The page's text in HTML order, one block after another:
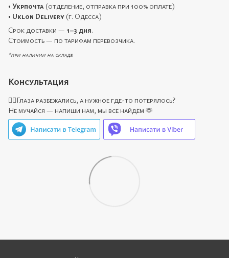
• Укрпочта (отделение, отправка при 100% оплате)
• Uklon Delivery (г. Одесса)
Срок доставки — 1–3 дня.
Стоимость — по тарифам перевозчика.
*при наличии на складе
Консультация
🙋‍♀️Глаза разбежались, а нужное где-то потерялось?
Не мучайся — напиши нам, мы всё найдём 🫶